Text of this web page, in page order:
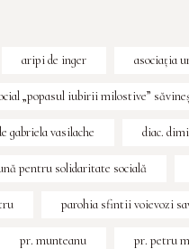
aripi de inger asociația
„popasul iubirii milostive”
gabriela vasilache diac.
pentru solidaritate socială
parohia sfintii voievozi
pr. munteanu pr. petru